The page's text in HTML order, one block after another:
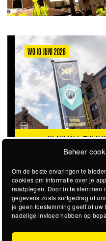
Beheer
Om de beste ervaringen te
cookies om informatie over je
raadplegen. Door in te stemmen
gegevens zoals surfgedrag of
je geen toestemming geeft of
nadelige invloed hebben op
WO 10 JUNI 2026
DENK MEE OVER